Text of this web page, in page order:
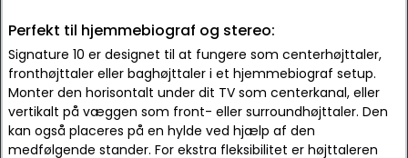
Perfekt til hjemmebiograf og stereo:
Signature 10 er designet til at fungere som centerhøjttaler,
fronthøjttaler eller baghøjttaler i et hjemmebiograf setup.
Monter den horisontalt under dit TV som centerkanal, eller
vertikalt på væggen som front- eller surroundhøjttaler. Den
kan også placeres på en hylde ved hjælp af den
medfølgende stander. For ekstra fleksibilitet er højttaleren